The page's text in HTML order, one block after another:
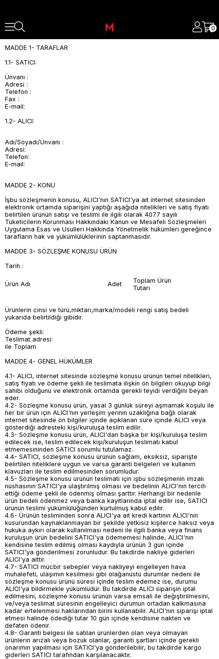
0
MADDE 1- TARAFLAR
1.1- SATICI:
Ünvanı :
Adresi :
Telefon :
Fax :
E-mail:
1.2- ALICI:
Adı/Soyadı/Ünvanı :
Adresi:
Telefon:
E-mail:
MADDE 2- KONU
İşbu sözleşmenin konusu, ALICI'nın SATICI'ya ait internet sitesinden
elektronik ortamda siparişini yaptığı aşağıda nitelikleri ve satış fiyatı
belirtilen ürünün satışı ve teslimi ile ilgili olarak 4077 sayılı
Tüketicilerin Korunması Hakkındaki Kanun ve Mesafeli Sözleşmeleri
Uygulama Esas ve Usulleri Hakkında Yönetmelik hükümleri gereğince
tarafların hak ve yükümlülüklerinin saptanmasıdır.
MADDE 3- SÖZLEŞME KONUSU ÜRÜN
Tarih :
Ürün Adı Adet
Toplam Ürün
Tutarı
Ürünlerin cinsi ve türü,miktarı,marka/modeli rengi satış bedeli
yukarıda belirtildiği gibidir.
Ödeme şekli:
Teslimat adresi:
ile Toplam
MADDE 4- GENEL HÜKÜMLER
4.1- ALICI, internet sitesinde sözleşme konusu ürünün temel nitelikleri,
satış fiyatı ve ödeme şekli ile teslimata ilişkin ön bilgileri okuyup bilgi
sahibi olduğunu ve elektronik ortamda gerekli teyidi verdiğini beyan
eder.
4.2- Sözleşme konusu ürün, yasal 3 günlük süreyi aşmamak koşulu ile
her bir ürün için ALICI'nın yerleşim yerinin uzaklığına bağlı olarak
internet sitesinde ön bilgiler içinde açıklanan süre içinde ALICI veya
gösterdiği adresteki kişi/kuruluşa teslim edilir.
4.3- Sözleşme konusu ürün, ALICI'dan başka bir kişi/kuruluşa teslim
edilecek ise, teslim edilecek kişi/kuruluşun teslimatı kabul
etmemesininden SATICI sorumlu tutulamaz.
4.4- SATICI, sözleşme konusu ürünün sağlam, eksiksiz, siparişte
belirtilen niteliklere uygun ve varsa garanti belgeleri ve kullanım
klavuzları ile teslim edilmesinden sorumludur.
4.5- Sözleşme konusu ürünün teslimatı için işbu sözleşmenin imzalı
nüshasının SATICI'ya ulaştırılmış olması ve bedelinin ALICI'nın tercih
ettiği ödeme şekli ile ödenmiş olması şarttır. Herhangi bir nedenle
ürün bedeli ödenmez veya banka kayıtlarında iptal edilir ise, SATICI
ürünün teslimi yükümlülüğünden kurtulmuş kabul edilir.
4.6- Ürünün tesliminden sonra ALICI'ya ait kredi kartının ALICI'nın
kusurundan kaynaklanmayan bir şekilde yetkisiz kişilerce haksız veya
hukuka aykırı olarak kullanılması nedeni ile ilgili banka veya finans
kuruluşun ürün bedelini SATICI'ya ödememesi halinde, ALICI'nın
kendisine teslim edilmiş olması kaydıyla ürünün 3 gün içinde
SATICI'ya gönderilmesi zorunludur. Bu takdirde nakliye giderleri
ALICI'ya aittir.
4.7- SATICI mücbir sebepler veya nakliyeyi engelleyen hava
muhalefeti, ulaşımın kesilmesi gibi olağanüstü durumlar nedeni ile
sözleşme konusu ürünü süresi içinde teslim edemez ise, durumu
ALICI'ya bildirmekle yükümlüdür. Bu takdirde ALICI siparişin iptal
edilmesini, sözleşme konusu ürünün varsa emsali ile değiştirilmesini,
ve/veya teslimat süresinin engelleyici durumun ortadan kalkmasına
kadar ertelenmesi haklarından birini kullanabilir. ALICI'nın siparişi iptal
etmesi halinde ödediği tutar 10 gün içinde kendisine nakten ve
defaten ödenir.
4.8- Garanti belgesi ile satılan ürünlerden olan veya olmayan
ürünlerin arızalı veya bozuk olanlar, garanti şartları içinde gerekli
onarımın yapılması için SATICI'ya gönderilebilir, bu takdirde kargo
giderleri SATICI tarafından karşılanacaktır.